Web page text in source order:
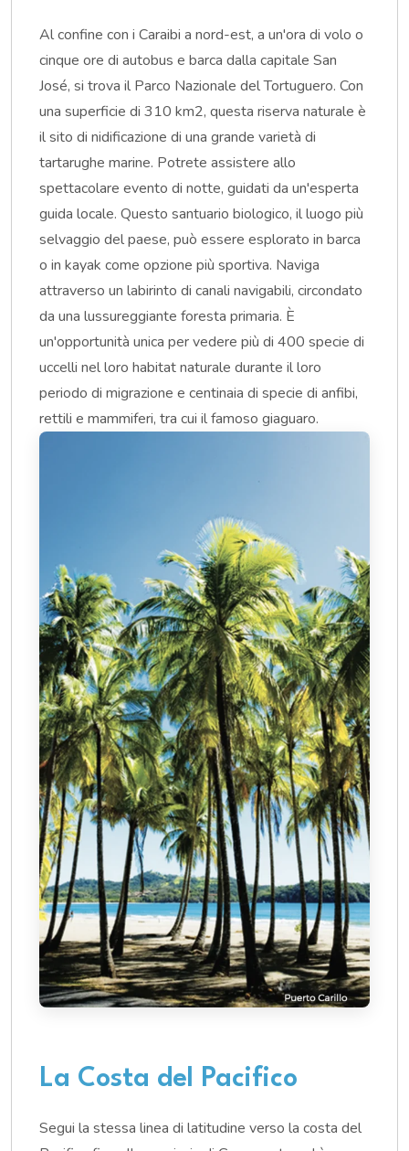
Al confine con i Caraibi a nord-est, a un'ora di volo o
cinque ore di autobus e barca dalla capitale San
José, si trova il Parco Nazionale del Tortuguero. Con
una superficie di 310 km2, questa riserva naturale è
il sito di nidificazione di una grande varietà di
tartarughe marine. Potrete assistere allo
spettacolare evento di notte, guidati da un'esperta
guida locale. Questo santuario biologico, il luogo più
selvaggio del paese, può essere esplorato in barca
o in kayak come opzione più sportiva. Naviga
attraverso un labirinto di canali navigabili, circondato
da una lussureggiante foresta primaria. È
un'opportunità unica per vedere più di 400 specie di
uccelli nel loro habitat naturale durante il loro
periodo di migrazione e centinaia di specie di anfibi,
rettili e mammiferi, tra cui il famoso giaguaro.
La Costa del Pacifico
Segui la stessa linea di latitudine verso la costa del